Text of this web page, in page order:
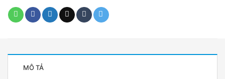
MÔ TẢ